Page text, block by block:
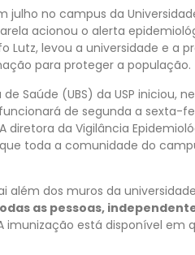
no campus da
acionou o alerta
Lutz, levou a universidade e a
para proteger a população.
Saúde (UBS) da USP iniciou,
de segunda a sexta-
da Vigilância
toda a comunidade do
além dos muros da
as pessoas,
imunização está disponível em